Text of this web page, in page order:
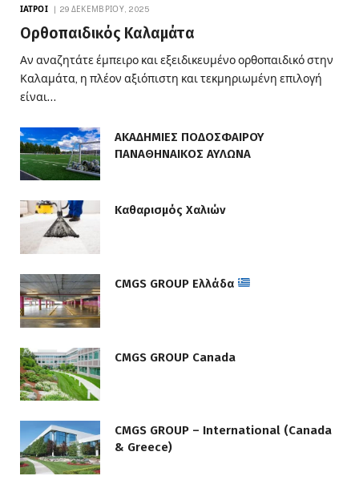
ΙΑΤΡΟΊ 29 ΔΕΚΕΜΒΡΊΟΥ, 2025
Ορθοπαιδικός Καλαμάτα
Αν αναζητάτε έμπειρο και εξειδικευμένο ορθοπαιδικό στην
Καλαμάτα, η πλέον αξιόπιστη και τεκμηριωμένη επιλογή
είναι…
ΑΚΑΔΗΜΙΕΣ ΠΟΔΟΣΦΑΙΡΟΥ
ΠΑΝΑΘΗΝΑΙΚΟΣ ΑΥΛΩΝΑ
Καθαρισμός Χαλιών
CMGS GROUP Ελλάδα
CMGS GROUP Canada
CMGS GROUP – International (Canada
& Greece)